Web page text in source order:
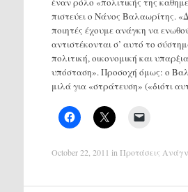
πιστεύει ο Νάνος Βαλαωρίτης.
ποιητές έχουμε ανάγκη να
αντιστέκονται σ’ αυτό το
πολιτική, οικονομική και
υπόσταση». Προσοχή όμως: ο
μιλά για «στράτευση» («διότι
October 22, 2011 in Προτάσεις